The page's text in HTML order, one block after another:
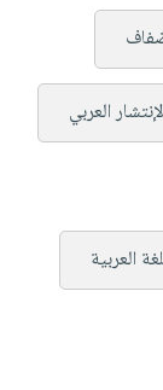
العربي
العربية